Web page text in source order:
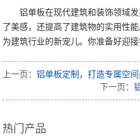
铝单板在现代建筑和装饰领域
了美感，还提高了建筑物的实用性
为建筑行业的新宠儿。你准备好迎
上一页：铝单板定制，打造专属空
下一页：
热门产品